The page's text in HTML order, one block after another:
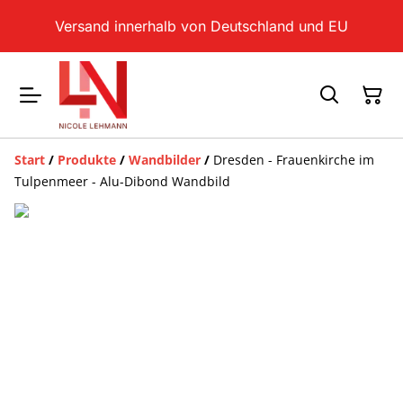
Versand innerhalb von Deutschland und EU
Start / Produkte / Wandbilder / Dresden - Frauenkirche im
Tulpenmeer - Alu-Dibond Wandbild